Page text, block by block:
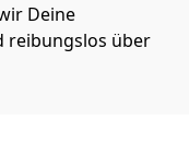
Deine
reibungslos über